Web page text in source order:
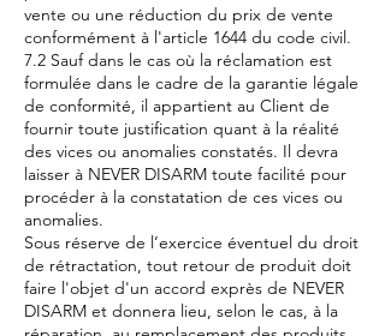
vente ou une réduction du prix de vente
conformément à l'article 1644 du code civil.
7.2 Sauf dans le cas où la réclamation est
formulée dans le cadre de la garantie légale
de conformité, il appartient au Client de
fournir toute justification quant à la réalité
des vices ou anomalies constatés. Il devra
laisser à NEVER DISARM toute facilité pour
procéder à la constatation de ces vices ou
anomalies.
Sous réserve de l’exercice éventuel du droit
de rétractation, tout retour de produit doit
faire l'objet d'un accord exprès de NEVER
DISARM et donnera lieu, selon le cas, à la